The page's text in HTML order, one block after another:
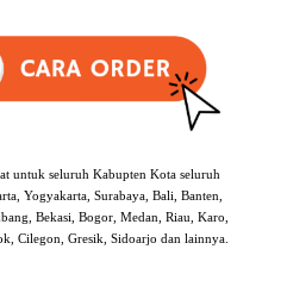
untuk seluruh Kabupten Kota seluruh
Yogyakarta, Surabaya, Bali, Banten,
Bekasi, Bogor, Medan, Riau, Karo,
Cilegon, Gresik, Sidoarjo dan lainnya.